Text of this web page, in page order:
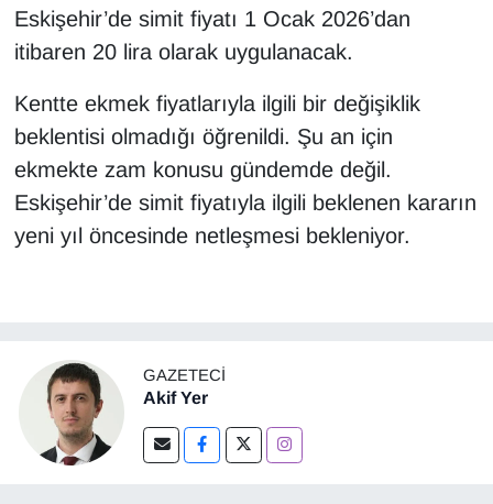
Eskişehir’de simit fiyatı 1 Ocak 2026’dan
itibaren 20 lira olarak uygulanacak.
Kentte ekmek fiyatlarıyla ilgili bir değişiklik
beklentisi olmadığı öğrenildi. Şu an için
ekmekte zam konusu gündemde değil.
Eskişehir’de simit fiyatıyla ilgili beklenen kararın
yeni yıl öncesinde netleşmesi bekleniyor.
GAZETECI
Akif Yer